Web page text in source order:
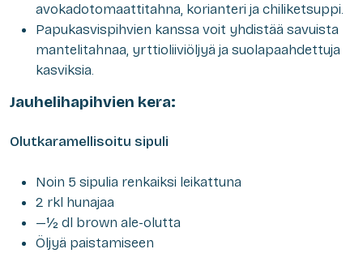
avokadotomaattitahna, korianteri ja chiliketsuppi.
Papukasvispihvien kanssa voit yhdistää savuista
mantelitahnaa, yrttioliiviöljyä ja suolapaahdettuja
kasviksia.
Jauhelihapihvien kera:
Olutkaramellisoitu sipuli
Noin 5 sipulia renkaiksi leikattuna
2 rkl hunajaa
—½ dl brown ale-olutta
Öljyä paistamiseen